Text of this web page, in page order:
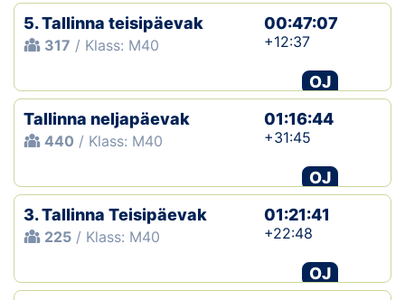
5. Tallinna teisipäevak
317 / Klass: M40
00:47:07
+12:37
OJ
Tallinna neljapäevak
440 / Klass: M40
01:16:44
+31:45
OJ
3. Tallinna Teisipäevak
225 / Klass: M40
01:21:41
+22:48
OJ